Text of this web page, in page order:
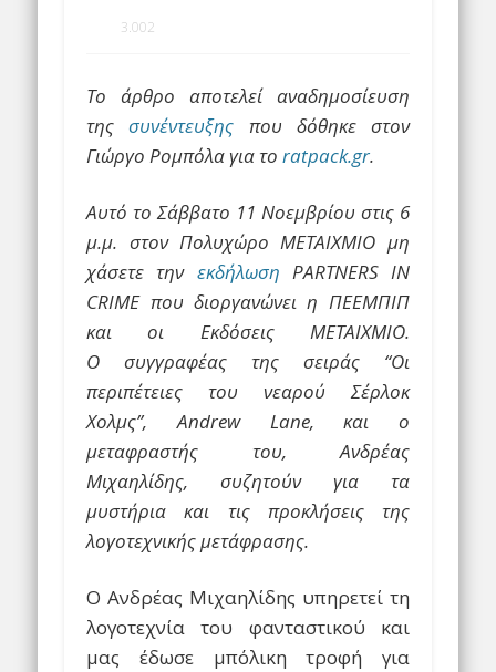
3.002
Το άρθρο αποτελεί αναδημοσίευση
τηςσυνέντευξης που δόθηκε στον
Γιώργο Ρομπόλα για τοratpack.gr.
Αυτό το Σάββατο 11 Νοεμβρίου στις 6
μ.μ. στον Πολυχώρο ΜΕΤΑΙΧΜΙΟ μη
χάσετε την εκδήλωση PARTNERS IN
CRIME που διοργανώνει η ΠΕΕΜΠΙΠ
και οι Εκδόσεις ΜΕΤΑΙΧΜΙΟ.
Ο συγγραφέας της σειράς “Οι
περιπέτειες του νεαρού Σέρλοκ
Χολμς”, Andrew Lane, και ο
μεταφραστής του, Ανδρέας
Μιχαηλίδης, συζητούν για τα
μυστήρια και τις προκλήσεις της
λογοτεχνικής μετάφρασης.
Ο Ανδρέας Μιχαηλίδης υπηρετεί τη
λογοτεχνία του φανταστικού και
μας έδωσε μπόλικη τροφή για